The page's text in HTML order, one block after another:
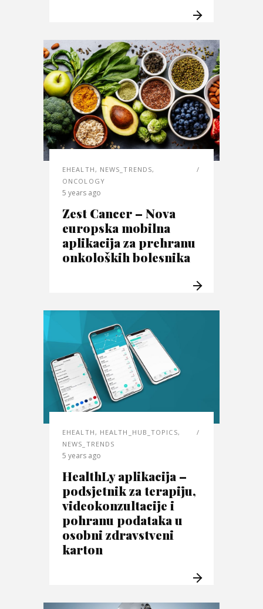
EHEALTH , NEWS_TRENDS,
ONCOLOGY
5 years ago
Zest Cancer – Nova
europska mobilna
aplikacija za prehranu
onkoloških bolesnika
EHEALTH , HEALTH_HUB_TOPICS,
NEWS_TRENDS
5 years ago
HealthLy aplikacija –
podsjetnik za terapiju,
videokonzultacije i
pohranu podataka u
osobni zdravstveni
karton